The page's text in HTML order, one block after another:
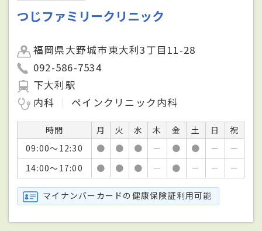
つじファミリークリニック
福岡県大野城市東大利3丁目11-28
092-586-7534
下大利駅
内科
ペインクリニック内科
時間 月 火 水 木 金 土 日
祝
09:00～12:30
● ● ● － ● ● －
－
14:00～17:00
● ● ● － ● － － －
マイナンバーカードの健康保険証利用可能